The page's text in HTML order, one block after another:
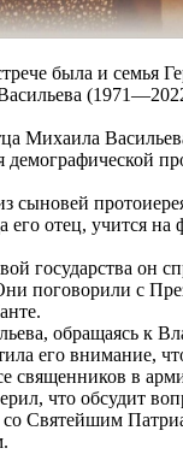
была и семья
Михаила
демографической
сыновей
его отец, учится
государства он
поговорили с
обращаясь к
его внимание,
священников в
что обсудит
Святейшим